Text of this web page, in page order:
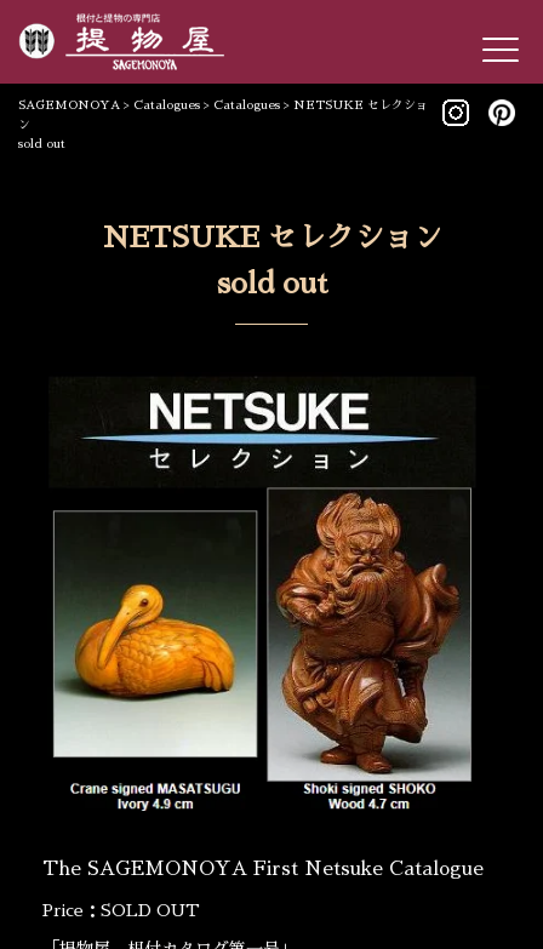
SAGEMONOYA > Catalogues > Catalogues > NETSUKE セレクショ
ン
sold out
NETSUKE セレクション
sold out
The SAGEMONOYA First Netsuke Catalogue
Price：SOLD OUT